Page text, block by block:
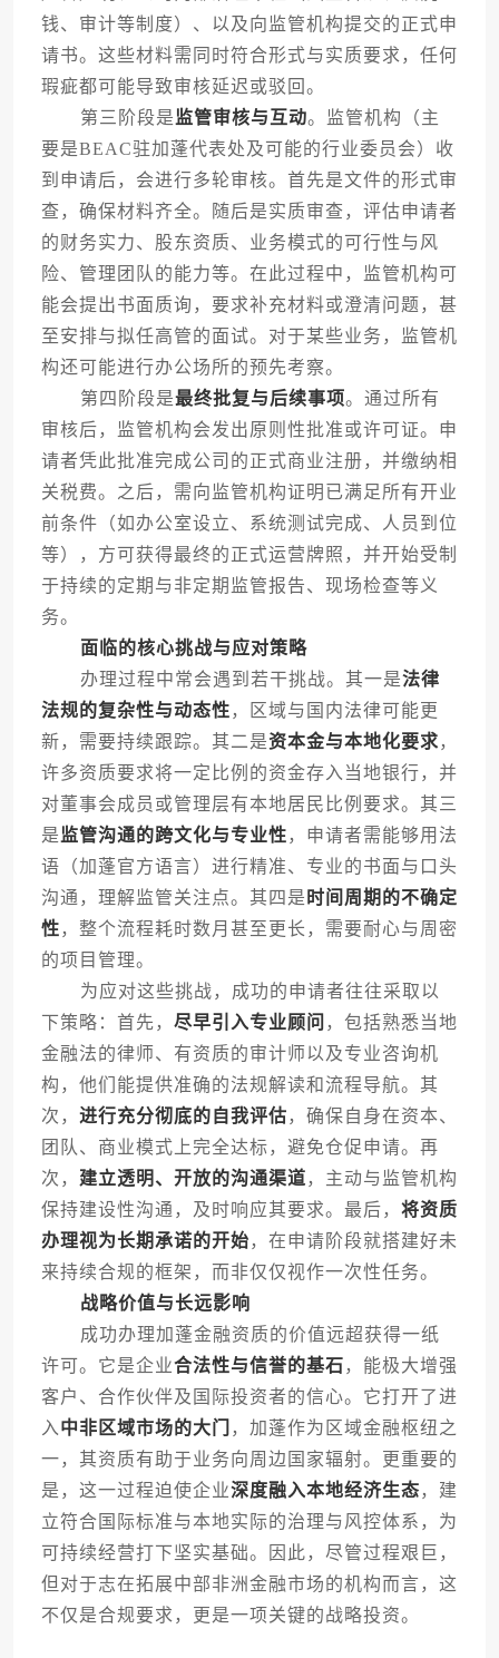
钱、审计等制度）、以及向监管机构提交的正式申
请书。这些材料需同时符合形式与实质要求，任何
瑕疵都可能导致审核延迟或驳回。
第三阶段是 监管审核与互动。监管机构（主
要是BEAC驻加蓬代表处及可能的行业委员会）收
到申请后，会进行多轮审核。首先是文件的形式审
查，确保材料齐全。随后是实质审查，评估申请者
的财务实力、股东资质、业务模式的可行性与风
险、管理团队的能力等。在此过程中，监管机构可
能会提出书面质询，要求补充材料或澄清问题，甚
至安排与拟任高管的面试。对于某些业务，监管机
构还可能进行办公场所的预先考察。
第四阶段是最终批复与后续事项。通过所有
审核后，监管机构会发出原则性批准或许可证。申
请者凭此批准完成公司的正式商业注册，并缴纳相
关税费。之后，需向监管机构证明已满足所有开业
前条件（如办公室设立、系统测试完成、人员到位
等），方可获得最终的正式运营牌照，并开始受制
于持续的定期与非定期监管报告、现场检查等义
务。
面临的核心挑战与应对策略
办理过程中常会遇到若干挑战。其一是法律
法规的复杂性与动态性 ，区域与国内法律可能更
新，需要持续跟踪。其二是资本金与本地化要求 ，
许多资质要求将一定比例的资金存入当地银行，并
对董事会成员或管理层有本地居民比例要求。其三
是 监管沟通的跨文化与专业性 ，申请者需能够用法
语（加蓬官方语言）进行精准、专业的书面与口头
沟通，理解监管关注点。其四是 时间周期的不确定
性 ，整个流程耗时数月甚至更长，需要耐心与周密
的项目管理。
为应对这些挑战，成功的申请者往往采取以
下策略：首先， 尽早引入专业顾问 ，包括熟悉当地
金融法的律师、有资质的审计师以及专业咨询机
构，他们能提供准确的法规解读和流程导航。其
次， 进行充分彻底的自我评估 ，确保自身在资本、
团队、商业模式上完全达标，避免仓促申请。再
次， 建立透明、开放的沟通渠道 ，主动与监管机构
保持建设性沟通，及时响应其要求。最后， 将资质
办理视为长期承诺的开始 ，在申请阶段就搭建好未
来持续合规的框架，而非仅仅视作一次性任务。
战略价值与长远影响
成功办理加蓬金融资质的价值远超获得一纸
许可。它是企业合法性与信誉的基石 ，能极大增强
客户、合作伙伴及国际投资者的信心。它打开了进
入 中非区域市场的大门
，加蓬作为区域金融枢纽之
一，其资质有助于业务向周边国家辐射。更重要的
是，这一过程迫使企业深度融入本地经济生态 ，建
立符合国际标准与本地实际的治理与风控体系，为
可持续经营打下坚实基础。因此，尽管过程艰巨，
但对于志在拓展中部非洲金融市场的机构而言，这
不仅是合规要求，更是一项关键的战略投资。